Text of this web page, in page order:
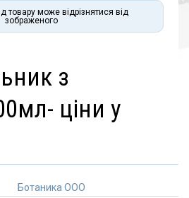
товару може відрізнятися від
зображеного
ціни у
Ботаника ООО